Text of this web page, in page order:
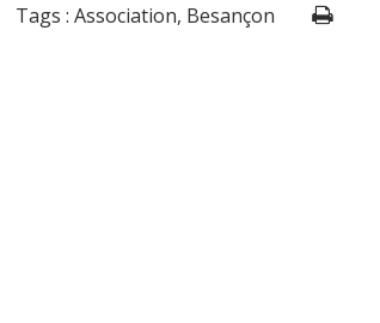
Tags : Association, Besançon